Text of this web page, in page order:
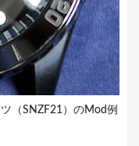
（SNZF21）のMod例